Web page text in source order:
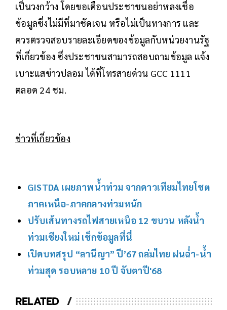
เป็นวงกว้าง โดยขอเตือนประชาชนอย่าหลงเชื่อ
ข้อมูลซึ่งไม่มีที่มาชัดเจน หรือไม่เป็นทางการ และ
ควรตรวจสอบรายละเอียดของข้อมูลกับหน่วยงานรัฐ
ที่เกี่ยวข้อง ซึ่งประชาชนสามารถสอบถามข้อมูล แจ้ง
เบาะแสข่าวปลอม ได้ที่โทรสายด่วน GCC 1111
ตลอด 24 ชม.
ข่าวที่เกี่ยวข้อง
GISTDA เผยภาพน้ำท่วม จากดาวเทียมไทยโชต
ภาคเหนือ-ภาคกลางท่วมหนัก
ปรับเส้นทางรถไฟสายเหนือ 12 ขบวน หลังน้ำ
ท่วมเชียงใหม่ เช็กข้อมูลที่นี่
เปิดบทสรุป “ลานีญา” ปี’67 ถล่มไทย ฝนฉ่ำ-น้ำ
ท่วมสุด รอบหลาย 10 ปี จับตาปี'68
RELATED